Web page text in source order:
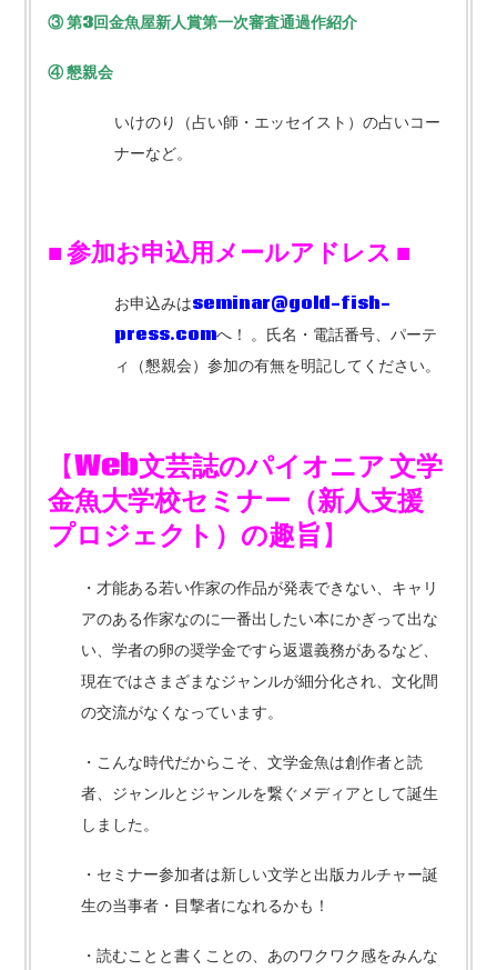
③第3回金魚屋新人賞第一次審査通過作紹介
④懇親会
いけのり（占い師・エッセイスト）の占いコー
ナーなど。
■参加お申込用メールアドレス ■
お申込みはseminar@gold-fish-
press.comへ！ 。氏名・電話番号、パーテ
ィ（懇親会）参加の有無を明記してください。
【Web文芸誌のパイオニア文学
金魚大学校セミナー（新人支援
プロジェクト）の趣旨】
・才能ある若い作家の作品が発表できない、キャリ
アのある作家なのに一番出したい本にかぎって出な
い、学者の卵の奨学金ですら返還義務があるなど、
現在ではさまざまなジャンルが細分化され、文化間
の交流がなくなっています。
・こんな時代だからこそ、文学金魚は創作者と読
者、ジャンルとジャンルを繋ぐメディアとして誕生
しました。
・セミナー参加者は新しい文学と出版カルチャー誕
生の当事者・目撃者になれるかも！
・読むことと書くことの、あのワクワク感をみんな